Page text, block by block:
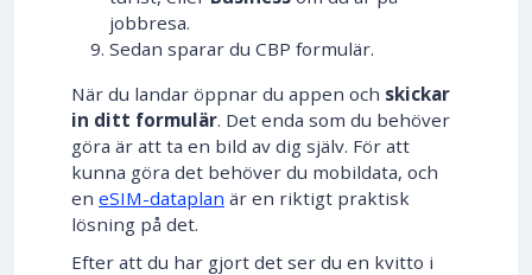
jobbresa.
Sedan sparar du CBP formulär.
När du landar öppnar du appen och skickar
in ditt formulär. Det enda som du behöver
göra är att ta en bild av dig själv. För att
kunna göra det behöver du mobildata, och
en eSIM-dataplan är en riktigt praktisk
lösning på det.
Efter att du har gjort det ser du en kvitto i